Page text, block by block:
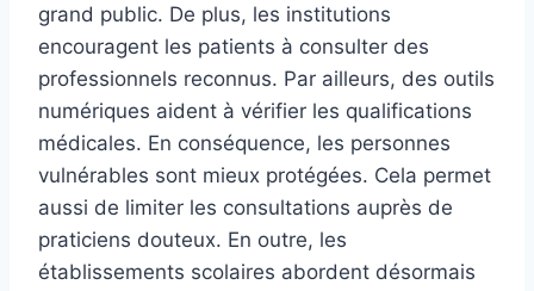
grand public. De plus, les institutions
encouragent les patients à consulter des
professionnels reconnus. Par ailleurs, des outils
numériques aident à vérifier les qualifications
médicales. En conséquence, les personnes
vulnérables sont mieux protégées. Cela permet
aussi de limiter les consultations auprès de
praticiens douteux. En outre, les
établissements scolaires abordent désormais